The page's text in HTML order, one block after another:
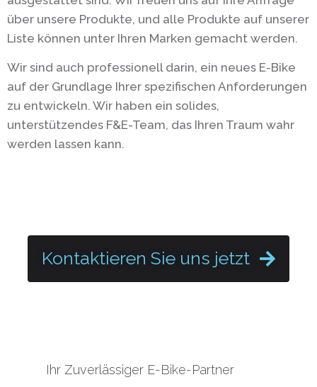
über unsere Produkte, und alle Produkte auf unserer
Liste können unter Ihren Marken gemacht werden.
Wir sind auch professionell darin, ein neues E-Bike
auf der Grundlage Ihrer spezifischen Anforderungen
zu entwickeln. Wir haben ein solides,
unterstützendes F&E-Team, das Ihren Traum wahr
werden lassen kann.
Kontaktieren Sie uns jetzt
Ihr Zuverlässiger E-Bike-Partner